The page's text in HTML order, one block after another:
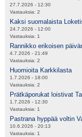
27.7.2026 - 12:30
Vastauksia: 2
Kaksi suomalaista
24.7.2026 - 12:00
Vastauksia: 1
Rannikko erikoisen
4.7.2026 - 21:49
Vastauksia: 2
Huomioita Karkkilasta
1.7.2026 - 18:00
Vastauksia: 2
Prätkäporukat loistivat
1.7.2026 - 12:30
Vastauksia: 1
Pastrana hyppää voltin
10.6.2026 - 20:13
Vastauksia: 1